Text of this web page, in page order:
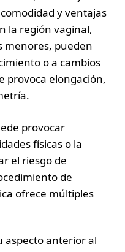
y ventajas
la región vaginal,
menores, pueden
o a cambios
provoca elongación,
provocar
físicas o la
el riesgo de
de
ofrece múltiples
aspecto anterior al